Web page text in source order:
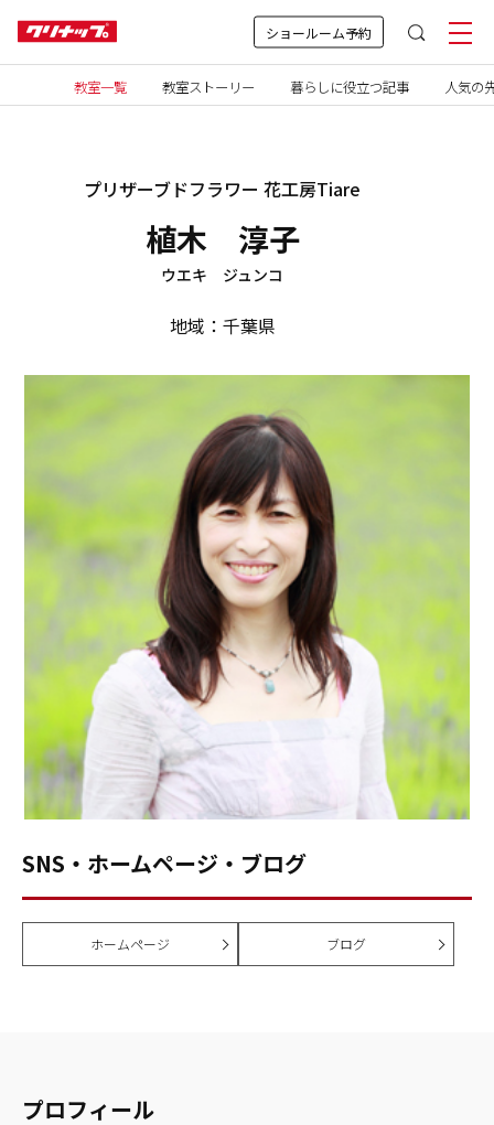
ショールーム予約
教室一覧 教室ストーリー 暮らしに役立つ記事 人気の
プリザーブドフラワー 花工房Tiare
植木 淳子
ウエキ ジュンコ
地域：千葉県
SNS・ホームページ・ブログ
ホームページ ブログ
プロフィール